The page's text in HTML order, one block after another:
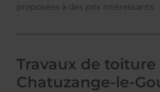
proposées à des prix intéressants.
Travaux de toiture
Chatuzange-le-